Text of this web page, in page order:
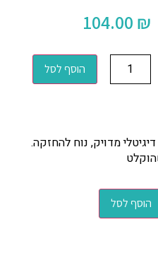
104.00 ₪
הוסף לסל
מדויק, נוח להחזקה.
הוסף לסל